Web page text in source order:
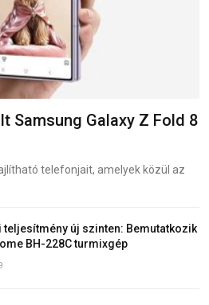
Samsung Galaxy Z Fold 8
telefonjait, amelyek közül az
teljesítmény új szinten: Bemutatkozik
BH-228C turmixgép